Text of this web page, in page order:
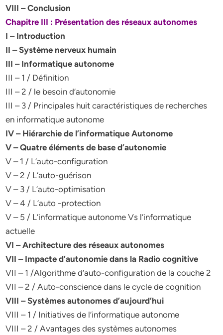
VIII – Conclusion
Chapitre III : Présentation des réseaux autonomes
I – Introduction
II – Système nerveux humain
III – Informatique autonome
III – 1 / Définition
III – 2 / le besoin d’autonomie
III – 3 / Principales huit caractéristiques de recherches
en informatique autonome
IV – Hiérarchie de l’informatique Autonome
V – Quatre éléments de base d’autonomie
V – 1 / L’auto-configuration
V – 2 / L’auto-guérison
V – 3 / L’auto-optimisation
V – 4 / L’auto -protection
V – 5 / L’informatique autonome Vs l’informatique
actuelle
VI – Architecture des réseaux autonomes
VII – Impacte d’autonomie dans la Radio cognitive
VII – 1 /Algorithme d’auto-configuration de la couche 2
VII – 2 / Auto-conscience dans le cycle de cognition
VIII – Systèmes autonomes d’aujourd’hui
VIII – 1 / Initiatives de l’informatique autonome
VIII – 2 / Avantages des systèmes autonomes